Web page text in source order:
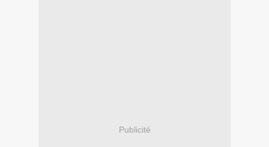
Publicité